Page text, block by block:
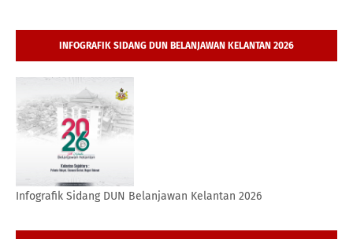
INFOGRAFIK SIDANG DUN BELANJAWAN KELANTAN 2026
Infografik Sidang DUN Belanjawan Kelantan 2026